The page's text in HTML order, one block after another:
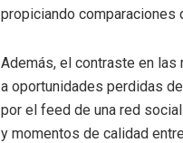
propiciando comparaciones
Además, el contraste en
a oportunidades perdidas
por el feed de una red
y momentos de calidad